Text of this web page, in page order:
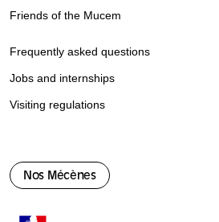
Nos Mécènes
Friends of the Mucem
Frequently asked questions
Jobs and internships
Visiting regulations